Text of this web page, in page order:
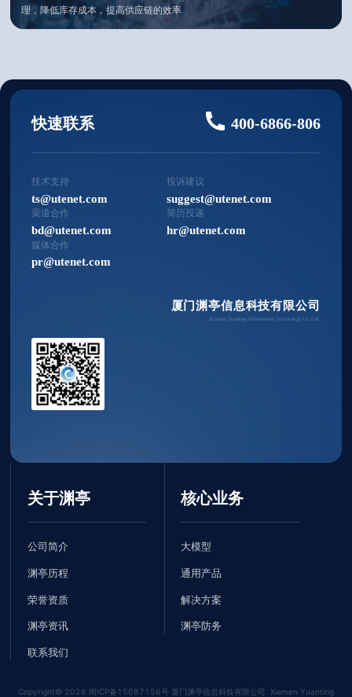
理，降低库存成本，提高供应链的效率
关于渊亭
公司简介
渊亭历程
荣誉资质
渊亭资讯
联系我们
核心业务
大模型
通用产品
解决方案
渊亭防务
快速联系 400-6866-806
技术支持
ts@utenet.com
投诉建议
suggest@utenet.com
渠道合作
bd@utenet.com
简历投递
hr@utenet.com
媒体合作
pr@utenet.com
厦门渊亭信息科技有限公司
Xiamen Yuanting Information Technology Co.,Ltd.
Copyright© 2026 闽ICP备15087156号 厦门渊亭信息科技有限公司. Xiamen Yuanting